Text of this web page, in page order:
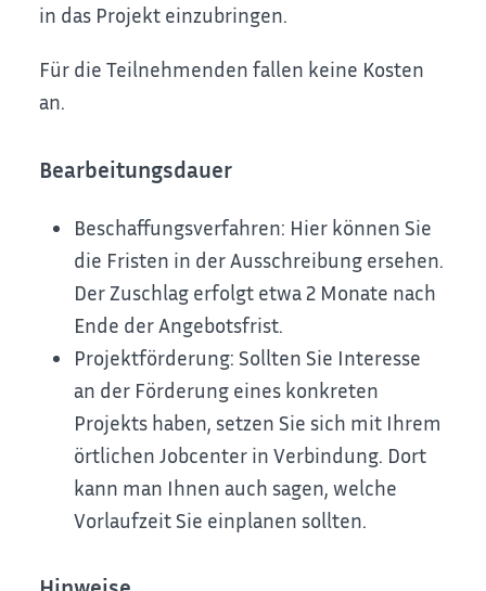
in das Projekt einzubringen.
Für die Teilnehmenden fallen keine Kosten
an.
Bearbeitungsdauer
Beschaffungsverfahren: Hier können Sie
die Fristen in der Ausschreibung ersehen.
Der Zuschlag erfolgt etwa 2 Monate nach
Ende der Angebotsfrist.
Projektförderung: Sollten Sie Interesse
an der Förderung eines konkreten
Projekts haben, setzen Sie sich mit Ihrem
örtlichen Jobcenter in Verbindung. Dort
kann man Ihnen auch sagen, welche
Vorlaufzeit Sie einplanen sollten.